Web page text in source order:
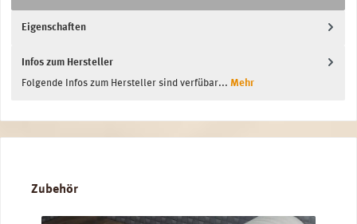
Eigenschaften
Infos zum Hersteller
Folgende Infos zum Hersteller sind verfübar... Mehr
Produktgalerie überspringen
Zubehör